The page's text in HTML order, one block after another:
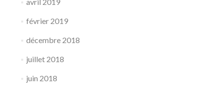
février 2019
décembre 2018
juillet 2018
juin 2018